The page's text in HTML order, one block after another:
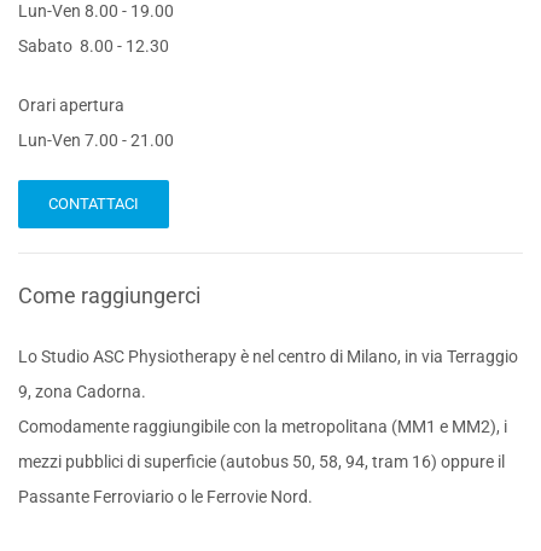
Lun-Ven 8.00 - 19.00
Sabato 8.00 - 12.30
Orari apertura
Lun-Ven 7.00 - 21.00
CONTATTACI
Come raggiungerci
Lo Studio ASC Physiotherapy è nel centro di Milano, in via Terraggio
9, zona Cadorna.
Comodamente raggiungibile con la metropolitana (MM1 e MM2), i
mezzi pubblici di superficie (autobus 50, 58, 94, tram 16) oppure il
Passante Ferroviario o le Ferrovie Nord.